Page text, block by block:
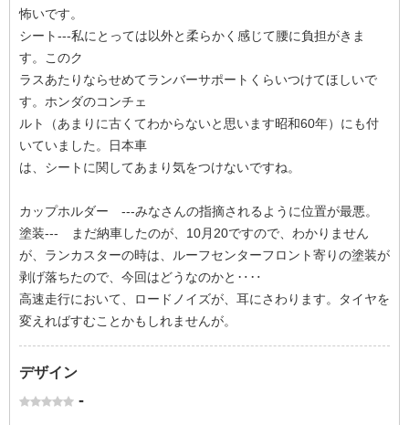
怖いです。
シート---私にとっては以外と柔らかく感じて腰に負担がきま
す。このク
ラスあたりならせめてランバーサポートくらいつけてほしいで
す。ホンダのコンチェ
ルト（あまりに古くてわからないと思います昭和60年）にも付
いていました。日本車
は、シートに関してあまり気をつけないですね。
カップホルダー ---みなさんの指摘されるように位置が最悪。
塗装--- まだ納車したのが、10月20ですので、わかりません
が、ランカスターの時は、ルーフセンターフロント寄りの塗装が
剥げ落ちたので、今回はどうなのかと‥‥
高速走行において、ロードノイズが、耳にさわります。タイヤを
変えればすむことかもしれませんが。
デザイン
-